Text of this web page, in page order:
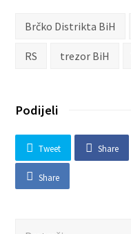
Brčko Distrikta BiH
RS trezor BiH
Podijeli
Tweet Share
Share